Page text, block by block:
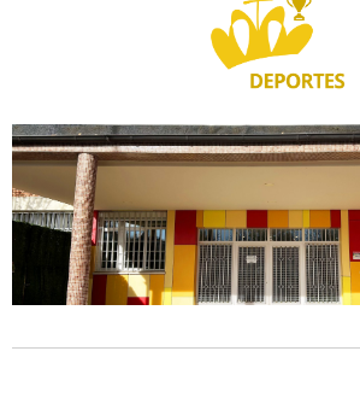
Enlace de interés